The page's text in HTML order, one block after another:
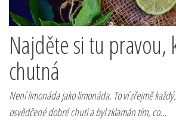
Najděte si tu pravou,
chutná
Není limonáda jako limonáda. To ví zřejmě
osvědčené dobré chuti a byl zklamán tím, co…